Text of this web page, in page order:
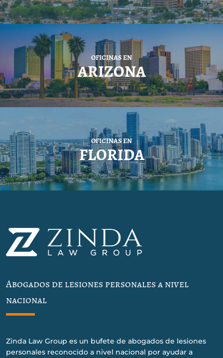
OFICINAS EN
ARIZONA
OFICINAS EN
FLORIDA
Abogados de lesiones personales a nivel
nacional
Zinda Law Group es un bufete de abogados de lesiones
personales reconocido a nivel nacional por ayudar a